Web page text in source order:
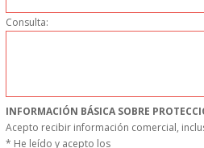
PERSONAL
Consulta:
INFORMACIÓN BÁSICA SOBRE
Acepto recibir información comercial,
* He leído y acepto los